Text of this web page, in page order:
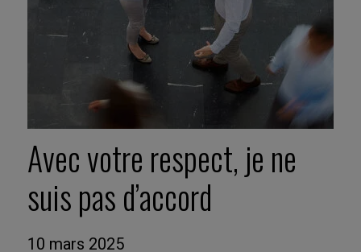
Avec votre respect, je ne
suis pas d’accord
10 mars 2025